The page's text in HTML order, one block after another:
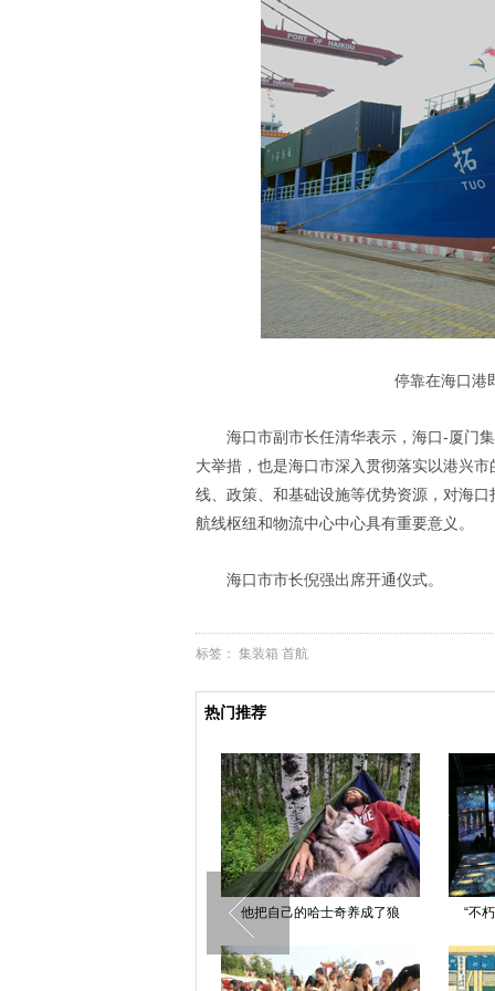
停靠在海口港
海口市副市长任清华表示，海口-厦门
大举措，也是海口市深入贯彻落实以港兴
线、政策、和基础设施等优势资源，对海
航线枢纽和物流中心中心具有重要意义。
海口市市长倪强出席开通仪式。
标签： 集装箱 首航
热门推荐
他把自己的哈士奇养成了狼 “不朽的梵